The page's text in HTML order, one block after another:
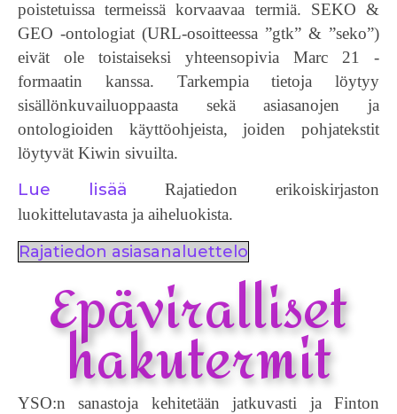
poistetuissa termeissä korvaavaa termiä. SEKO &
GEO -ontologiat (URL-osoitteessa ”gtk” & ”seko”)
eivät ole toistaiseksi yhteensopivia Marc 21 -
formaatin kanssa. Tarkempia tietoja löytyy
sisällönkuvailuoppaasta sekä asiasanojen ja
ontologioiden käyttöohjeista, joiden pohjatekstit
löytyvät Kiwin sivuilta.
Lue lisää Rajatiedon erikoiskirjaston
luokittelutavasta ja aiheluokista.
Rajatiedon asiasanaluettelo
Epäviralliset
hakutermit
YSO:n sanastoja kehitetään jatkuvasti ja Finton